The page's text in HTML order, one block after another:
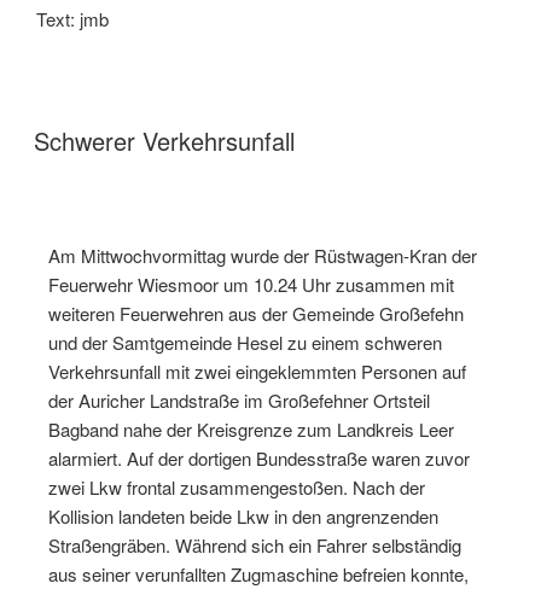
Text: jmb
Schwerer Verkehrsunfall
Am Mittwochvormittag wurde der Rüstwagen-Kran der
Feuerwehr Wiesmoor um 10.24 Uhr zusammen mit
weiteren Feuerwehren aus der Gemeinde Großefehn
und der Samtgemeinde Hesel zu einem schweren
Verkehrsunfall mit zwei eingeklemmten Personen auf
der Auricher Landstraße im Großefehner Ortsteil
Bagband nahe der Kreisgrenze zum Landkreis Leer
alarmiert. Auf der dortigen Bundesstraße waren zuvor
zwei Lkw frontal zusammengestoßen. Nach der
Kollision landeten beide Lkw in den angrenzenden
Straßengräben. Während sich ein Fahrer selbständig
aus seiner verunfallten Zugmaschine befreien konnte,